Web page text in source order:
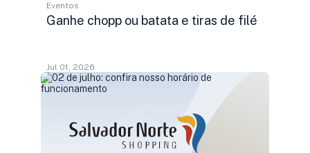
Eventos
Ganhe chopp ou batata e tiras de filé
Jul 01, 2026